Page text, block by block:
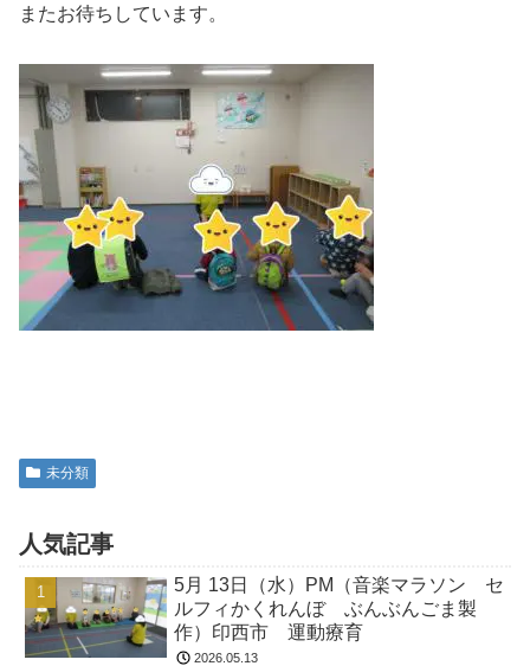
またお待ちしています。
未分類
人気記事
5月 13日（水）PM（音楽マラソン セ
ルフィかくれんぼ ぶんぶんごま製
作）印西市 運動療育
2026.05.13